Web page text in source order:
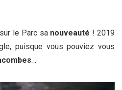
le Parc sa nouveauté ! 2019
puisque vous pouviez vous
…